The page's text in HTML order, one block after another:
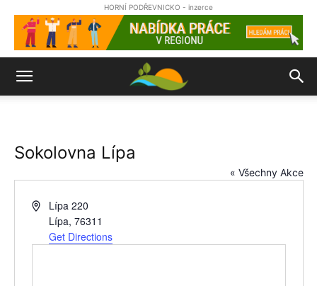
HORNÍ PODŘEVNICKO - inzerce
Sokolovna Lípa
« Všechny Akce
AddressLípa 220
Lípa, 76311
Get Directions